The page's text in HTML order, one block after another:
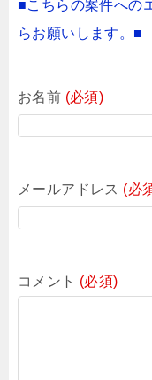
■こちらの案件への
らお願いします。■
お名前 (必須)
メールアドレス (必
コメント (必須)